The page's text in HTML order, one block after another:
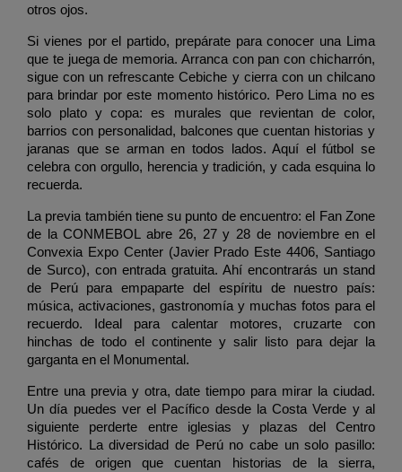
otros ojos.
Si vienes por el partido, prepárate para conocer una Lima
que te juega de memoria. Arranca con pan con chicharrón,
sigue con un refrescante Cebiche y cierra con un chilcano
para brindar por este momento histórico. Pero Lima no es
solo plato y copa: es murales que revientan de color,
barrios con personalidad, balcones que cuentan historias y
jaranas que se arman en todos lados. Aquí el fútbol se
celebra con orgullo, herencia y tradición, y cada esquina lo
recuerda.
La previa también tiene su punto de encuentro: el Fan Zone
de la CONMEBOL abre 26, 27 y 28 de noviembre en el
Convexia Expo Center (Javier Prado Este 4406, Santiago
de Surco), con entrada gratuita. Ahí encontrarás un stand
de Perú para empaparte del espíritu de nuestro país:
música, activaciones, gastronomía y muchas fotos para el
recuerdo. Ideal para calentar motores, cruzarte con
hinchas de todo el continente y salir listo para dejar la
garganta en el Monumental.
Entre una previa y otra, date tiempo para mirar la ciudad.
Un día puedes ver el Pacífico desde la Costa Verde y al
siguiente perderte entre iglesias y plazas del Centro
Histórico. La diversidad de Perú no cabe un solo pasillo:
cafés de origen que cuentan historias de la sierra,